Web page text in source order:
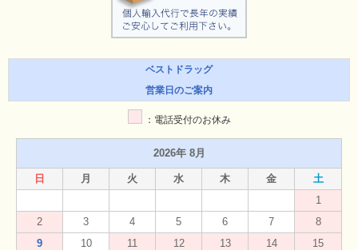
ベストドラッグ
営業日のご案内
：電話受付のお休み
2026年 8月
日 月 火 水 木 金
土
1
2
3 4 5 6 7
8
9
10 11 12 13 14
15